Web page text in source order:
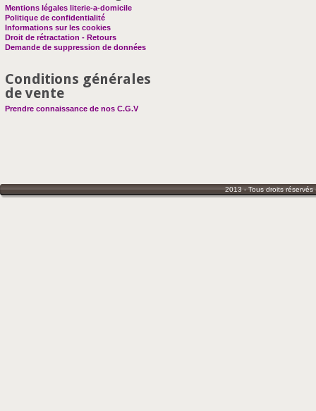
Mentions légales literie-a-domicile
Politique de confidentialité
Informations sur les cookies
Droit de rétractation - Retours
Demande de suppression de données
Conditions générales
de vente
Prendre connaissance de nos C.G.V
2013 - Tous droits